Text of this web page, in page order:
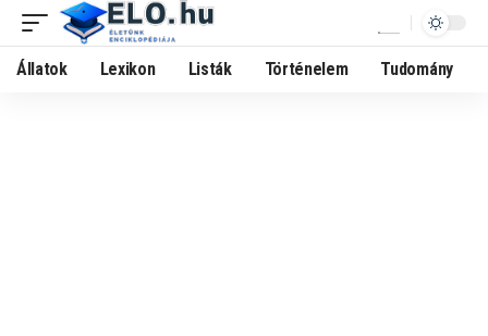
Állatok Lexikon Listák Történelem Tudomány